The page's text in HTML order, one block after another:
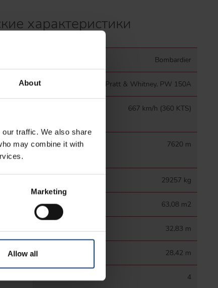
About
traffic. We also share
may combine it with
Marketing
Allow all
характеристики
Bombardier
2 x Pratt & Whitney, PW 150A
667 km/h (360 KTS)
7620 m
29257 kg
63,08 m2
32,83 m
28,42 m
4